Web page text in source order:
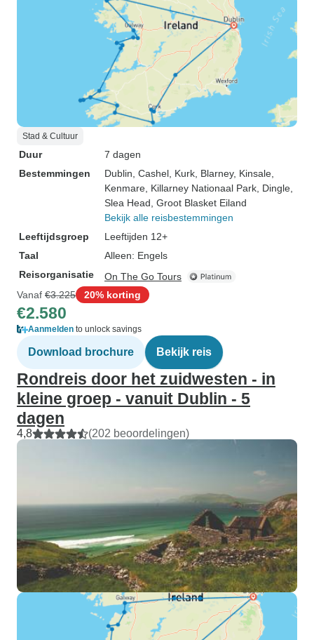
Stad & Cultuur
Duur
7 dagen
Bestemmingen
Dublin , Cashel , Kurk , Blarney, Kinsale
Kenmare , Killarney Nationaal Park , Dingle
Slea Head , Groot Blasket Eiland
Bekijk alle reisbestemmingen
Leeftijdsgroep
Leeftijden 12+
Taal
Alleen: Engels
Reisorganisatie
On The Go Tours
Vanaf €3.225 20% korting
€2.580
Aanmelden to unlock savings
Download brochure Bekijk reis
Rondreis door het zuidwesten - in
kleine groep - vanuit Dublin - 5
dagen
4,8 (202 beoordelingen)